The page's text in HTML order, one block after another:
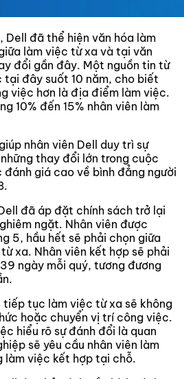
Dell đã thể hiện văn hóa làm
làm việc từ xa và tại văn
đổi gần đây. Một nguồn tin từ
tại đây suốt 10 năm, cho biết
việc hơn là địa điểm làm việc.
10% đến 15% nhân viên làm
nhân viên Dell duy trì sự
thay đổi lớn trong cuộc
đánh giá cao về bình đẳng người
đã áp đặt chính sách trở lại
ngặt. Nhân viên được
5, hầu hết sẽ phải chọn giữa
xa. Nhân viên kết hợp sẽ phải
ngày mỗi quý, tương đương
tiếp tục làm việc từ xa sẽ không
hoặc chuyển vị trí công việc.
hiểu rõ sự đánh đổi là quan
sẽ yêu cầu nhân viên làm
làm việc kết hợp tại chỗ.